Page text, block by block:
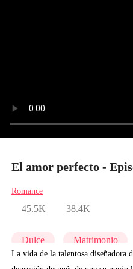
El amor perfecto -
Romance
45.5K 38.4K
Dulce Matrimonio
La vida de la talentosa diseñadora